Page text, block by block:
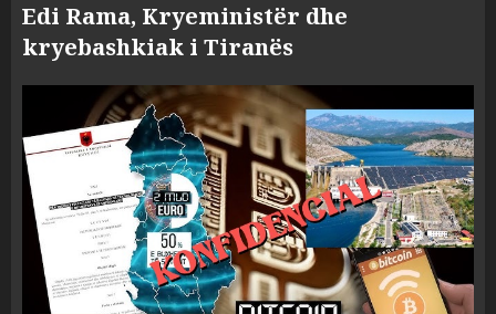
Edi Rama, Kryeministër dhe
kryebashkiak i Tiranës